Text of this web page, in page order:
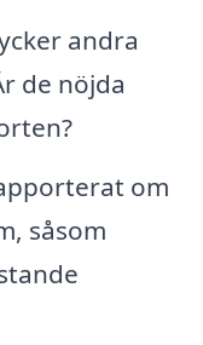
andra
de nöjda
om
såsom